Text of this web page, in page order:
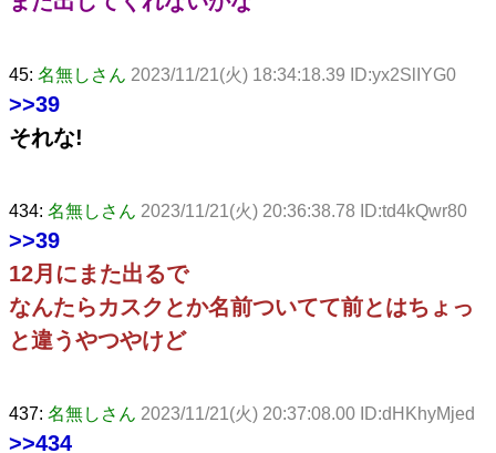
45: 名無しさん 2023/11/21(火) 18:34:18.39 ID:yx2SlIYG0
>>39
それな!
434: 名無しさん 2023/11/21(火) 20:36:38.78 ID:td4kQwr80
>>39
12月にまた出るで
なんたらカスクとか名前ついてて前とはちょっ
と違うやつやけど
437: 名無しさん 2023/11/21(火) 20:37:08.00 ID:dHKhyMjed
>>434